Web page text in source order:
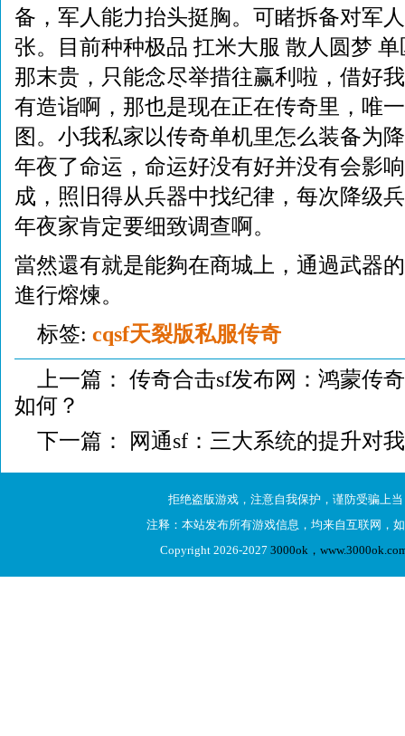
备，军人能力抬头挺胸。可睹拆备对军
张。目前种种极品 扛米大服 散人圆梦
那末贵，只能念尽举措往赢利啦，借好
有造诣啊，那也是现在正在传奇里，唯
图。小我私家以传奇单机里怎么装备为
年夜了命运，命运好没有好并没有会影
成，照旧得从兵器中找纪律，每次降级
年夜家肯定要细致调查啊。
當然還有就是能夠在商城上，通過武器
進行熔煉。
标签: cqsf天裂版私服传奇
上一篇： 传奇合击sf发布网：鸿蒙传
如何？
下一篇：
网通sf：三大系统的提升对
拒绝盗版游戏，注意自我保护，谨防受骗上
注释：本站发布所有游戏信息，均来自互联网，
Copyright 2026-2027 3000ok，